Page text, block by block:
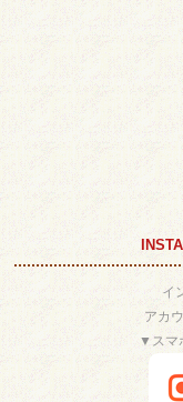
イ
アカ
▼スマ